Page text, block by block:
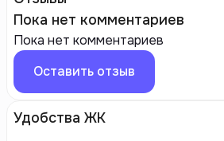
Пока нет комментариев
Пока нет комментариев
Оставить отзыв
Удобства ЖК